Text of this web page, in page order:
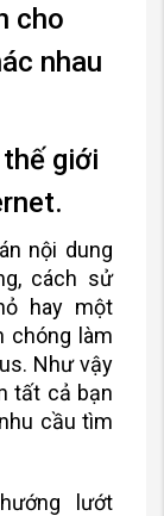
cho
nhau
giới
nội dung
cách sử
hay một
chóng làm
Như vậy
tất cả bạn
cầu tìm
lướt